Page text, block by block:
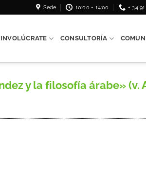
Sede 10:00 - 14:00 + 34
INVOLÚCRATE CONSULTORÍA
y la filosofía árabe» (v.